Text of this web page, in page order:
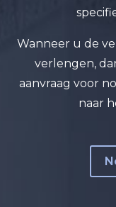
Wanneer u de
verlengen,
aanvraag voor
naar